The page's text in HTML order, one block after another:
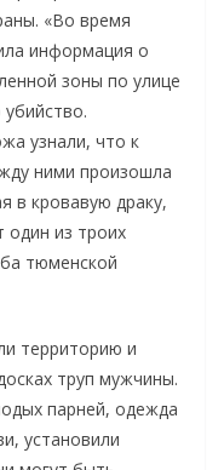
«Во время
информация о
зоны по улице
узнали, что к
ними произошла
в кровавую драку,
один из троих
тюменской
территорию и
труп мужчины.
парней, одежда
установили